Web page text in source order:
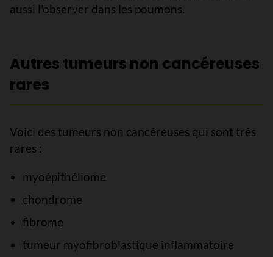
aussi l'observer dans les poumons.
Autres tumeurs non cancéreuses
rares
Voici des tumeurs non cancéreuses qui sont très
rares :
myoépithéliome
chondrome
fibrome
tumeur myofibroblastique inflammatoire